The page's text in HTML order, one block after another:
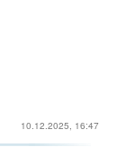
10.12.2025, 16:47